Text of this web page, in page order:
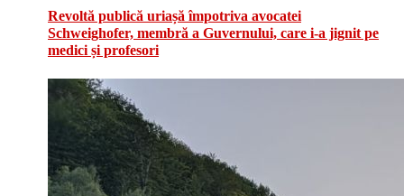
Revoltă publică uriașă împotriva avocatei
Schweighofer, membră a Guvernului, care i-a jignit pe
medici și profesori